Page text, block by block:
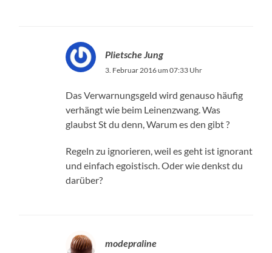
Plietsche Jung
3. Februar 2016 um 07:33 Uhr
Das Verwarnungsgeld wird genauso häufig
verhängt wie beim Leinenzwang. Was
glaubst St du denn, Warum es den gibt ?
Regeln zu ignorieren, weil es geht ist ignorant
und einfach egoistisch. Oder wie denkst du
darüber?
modepraline